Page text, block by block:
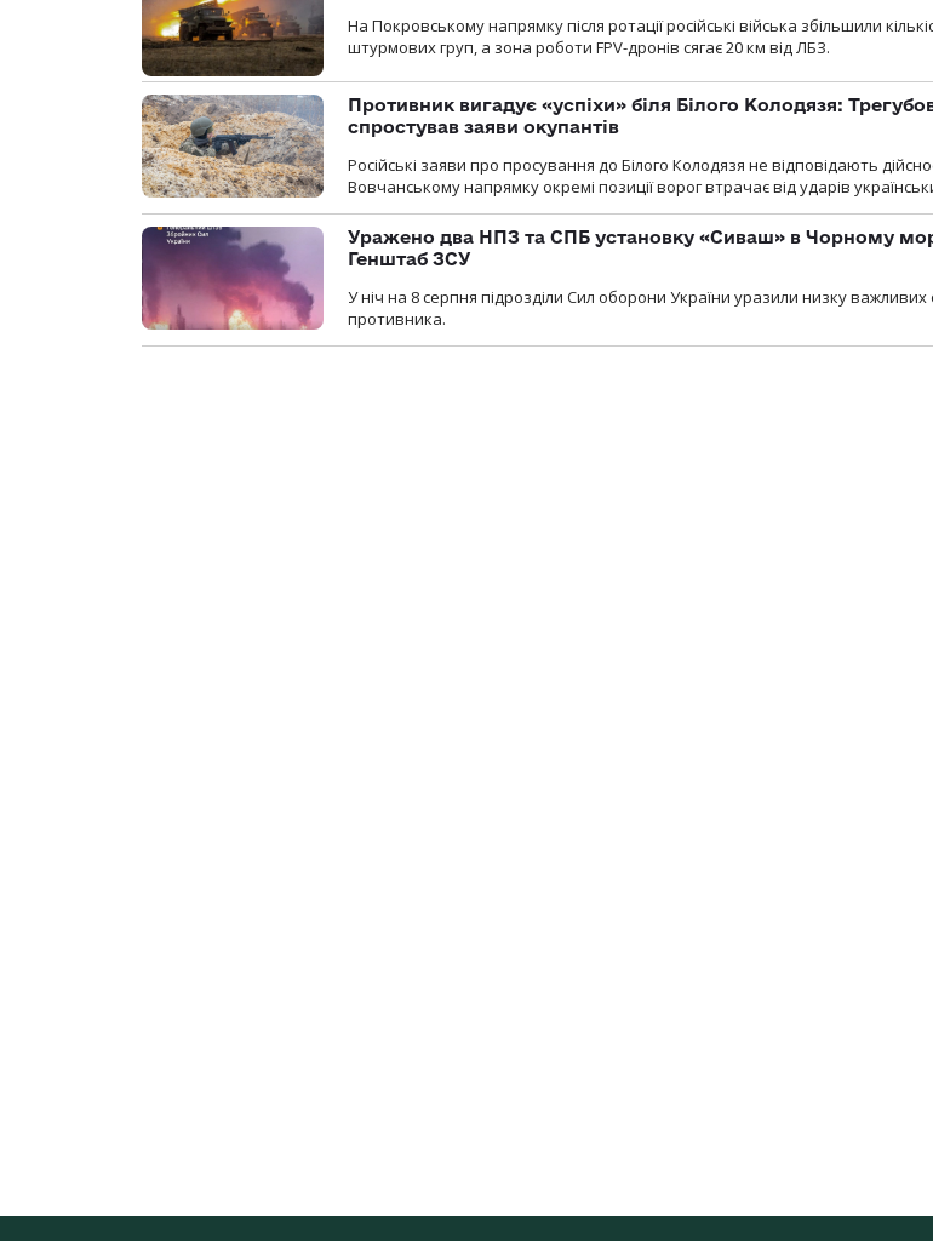
На Покровському напрямку після ротації російські війська збільшили
штурмових груп, а зона роботи FPV-дронів сягає 20 км від ЛБЗ.
Противник вигадує «успіхи» біля Білого Колодязя:
спростував заяви окупантів
Російські заяви про просування до Білого Колодязя не відповідають
Вовчанському напрямку окремі позиції ворог втрачає від ударів
Уражено два НПЗ та СПБ установку «Сиваш» в Чорному
Генштаб ЗСУ
У ніч на 8 серпня підрозділи Сил оборони України уразили низку важливих
противника.